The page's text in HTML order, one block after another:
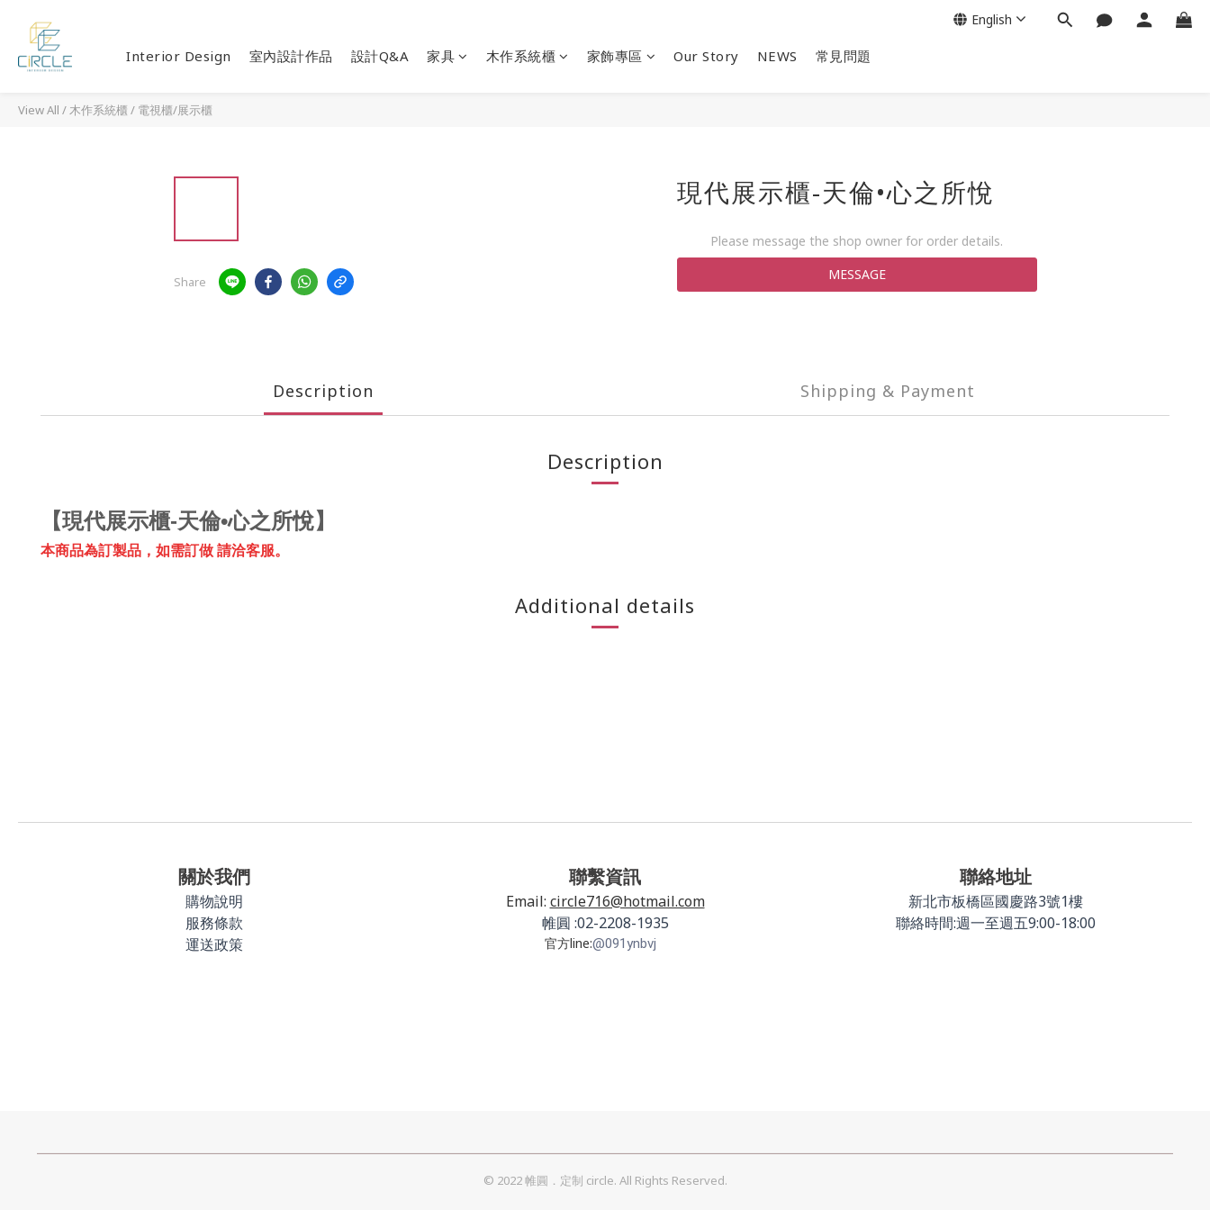
Interior Design 室內設計作品 設計Q&A 家具 木作系統櫃 家飾專區 Our Story NEWS 常見問題
English
View All /木作系統櫃 / 電視櫃/展示櫃
Share
現代展示櫃-天倫•心之所悅
Please message the shop owner for order details.
MESSAGE
Description Shipping & Payment
Description
【現代展示櫃-天倫•心之所悅】
本商品為訂製品， 如需訂做 請洽客服。
Additional details
關於我們
購物說明
服務條款
運送政策
聯繫資訊
Email: circle716@hotmail.com
帷圓 :02-2208-1935
官方line:@091ynbvj
聯絡地址
新北市板橋區國慶路3號1樓
聯絡時間:週一至週五9:00-18:00
© 2022 帷圓．定制 circle. All Rights Reserved.